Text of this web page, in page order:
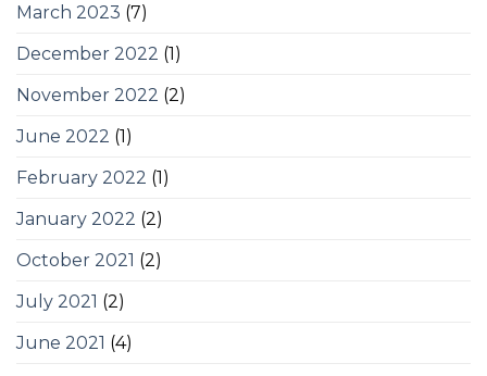
March 2023 (7)
December 2022 (1)
November 2022 (2)
June 2022 (1)
February 2022 (1)
January 2022 (2)
October 2021 (2)
July 2021 (2)
June 2021 (4)